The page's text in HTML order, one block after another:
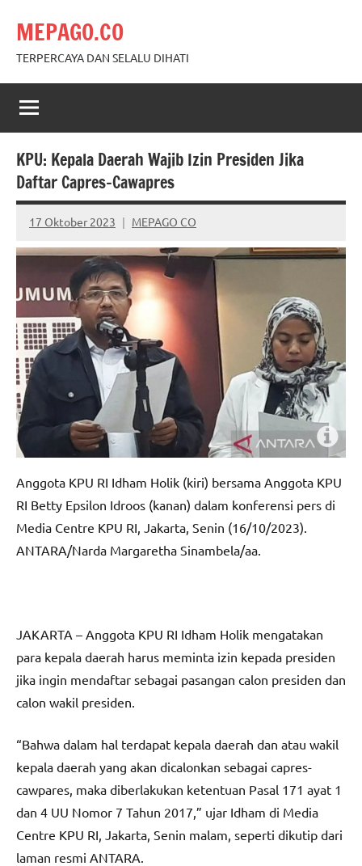
content
MEPAGO.CO
TERPERCAYA DAN SELALU DIHATI
KPU: Kepala Daerah Wajib Izin Presiden Jika
Daftar Capres-Cawapres
17 Oktober 2023 MEPAGO CO
No
comments
Anggota KPU RI Idham Holik (kiri) bersama Anggota KPU
RI Betty Epsilon Idroos (kanan) dalam konferensi pers di
Media Centre KPU RI, Jakarta, Senin (16/10/2023).
ANTARA/Narda Margaretha Sinambela/aa.
JAKARTA – Anggota KPU RI Idham Holik mengatakan
para kepala daerah harus meminta izin kepada presiden
jika ingin mendaftar sebagai pasangan calon presiden dan
calon wakil presiden.
“Bahwa dalam hal terdapat kepala daerah dan atau wakil
kepala daerah yang akan dicalonkan sebagai capres-
cawpares, maka diberlakukan ketentuan Pasal 171 ayat 1
dan 4 UU Nomor 7 Tahun 2017,” ujar Idham di Media
Centre KPU RI, Jakarta, Senin malam, seperti dikutip dari
laman resmi ANTARA.